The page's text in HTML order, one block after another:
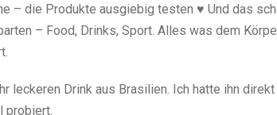
– die Produkte ausgiebig testen ♥ Und das
– Food, Drinks, Sport. Alles was dem
leckeren Drink aus Brasilien. Ich hatte ihn direkt
probiert.